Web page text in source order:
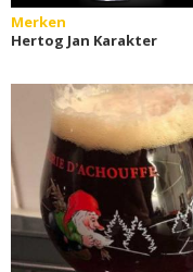
Merken
Hertog Jan Karakter